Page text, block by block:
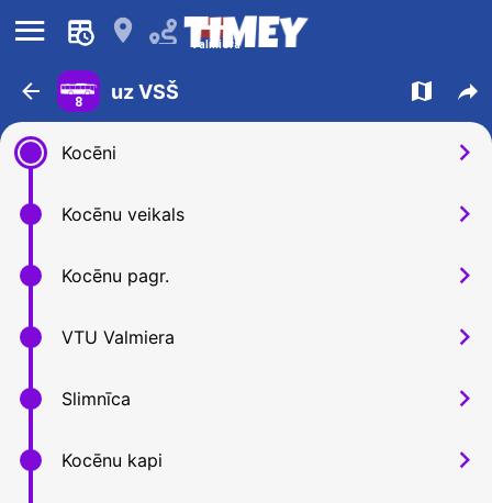
󰍜 󰍎 Valmiera
󰁍 8 uz VSŠ 󰍍 󰒖
Kocēni 󰅂
Kocēnu veikals 󰅂
Kocēnu pagr. 󰅂
VTU Valmiera 󰅂
Slimnīca 󰅂
Kocēnu kapi 󰅂